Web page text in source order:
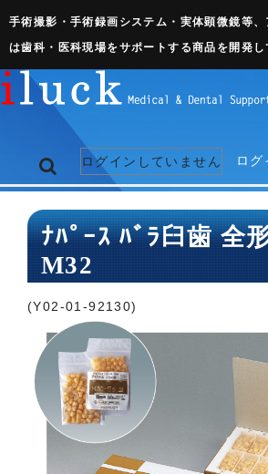
手術撮影・手術録画システム・実体顕微鏡等、
は歯科・医科現場をサポートする商品を開発し
ログインしていません ログ
トップページ
ネット販売ページ
歯科関連機器
術野撮影キット
3D実体顕微鏡
会社概要
ﾅﾊﾟｰｽ ﾊﾞﾗ臼歯 全
M32
(Y02-01-92130)